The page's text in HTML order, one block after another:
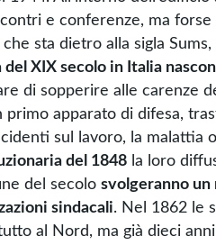
e conferenze, ma
sta dietro alla sigla
del XIX secolo in Italia
di sopperire alle carenze
primo apparato di difesa,
sul lavoro, la malattia
del 1848 la loro
del secolo svolgeranno
sindacali. Nel 1862 le
al Nord, ma già dieci